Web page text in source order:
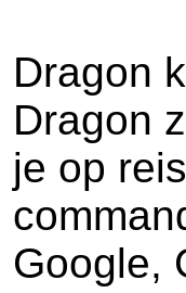
Dragon
Dragon
je op
Google,